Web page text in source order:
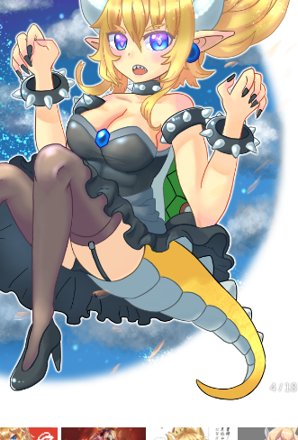
4 / 18